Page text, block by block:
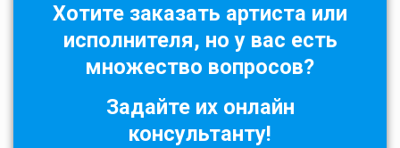
Хотите заказать артиста или
исполнителя, но у вас есть
множество вопросов?
Задайте их онлайн
консультанту!